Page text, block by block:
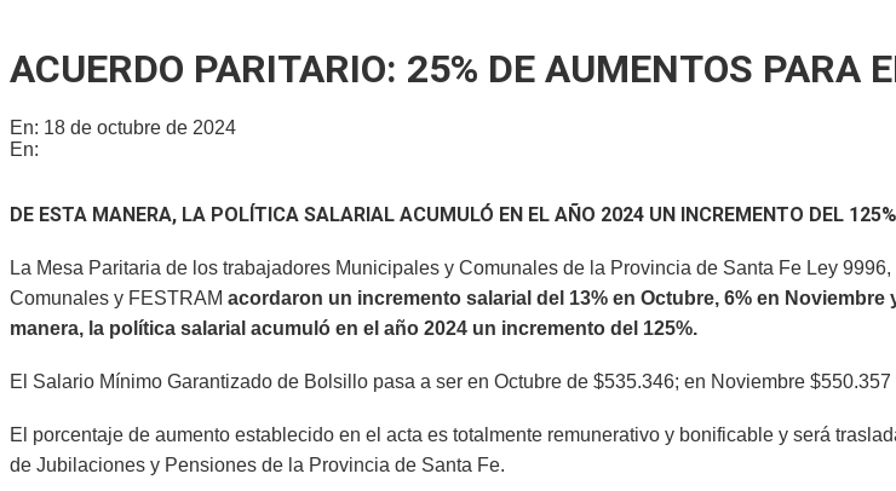
ACUERDO PARITARIO: 25% DE AUMENTOS PARA
En: 18 de octubre de 2024
En:
D E ESTA MANERA, LA POLÍTICA SALARIAL ACUMULÓ EN EL AÑO 2024 UN INCREMENTO DEL
La Mesa Paritaria de los trabajadores Municipales y Comunales de la Provincia de Santa Fe Ley
Comunales y FESTRAM acordaron un incremento salarial del 13% en Octubre, 6% en
manera, la política salarial acumuló en el año 2024 un incremento del 125%.
El Salario Mínimo Garantizado de Bolsillo pasa a ser en Octubre de $535.346; en Noviembre
El porcentaje de aumento establecido en el acta es totalmente remunerativo y bonificable y será
de Jubilaciones y Pensiones de la Provincia de Santa Fe.